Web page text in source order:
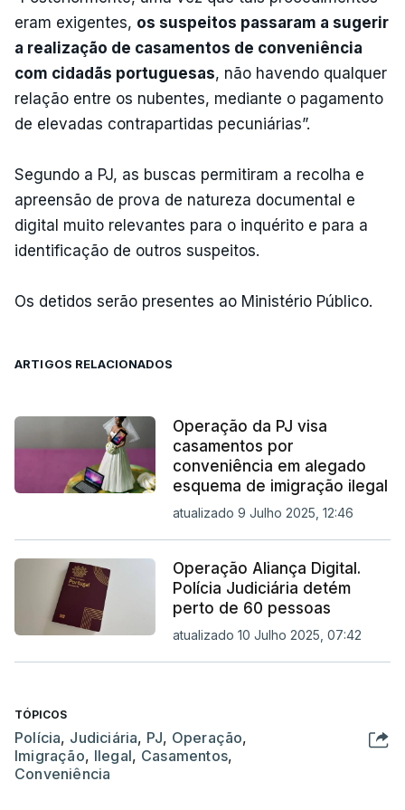
eram exigentes, os suspeitos passaram a sugerir
a realização de casamentos de conveniência
com cidadãs portuguesas, não havendo qualquer
relação entre os nubentes, mediante o pagamento
de elevadas contrapartidas pecuniárias”.
Segundo a PJ, as buscas permitiram a recolha e
apreensão de prova de natureza documental e
digital muito relevantes para o inquérito e para a
identificação de outros suspeitos.
Os detidos serão presentes ao Ministério Público.
ARTIGOS RELACIONADOS
Operação da PJ visa
casamentos por
conveniência em alegado
esquema de imigração ilegal
atualizado 9 Julho 2025, 12:46
Operação Aliança Digital.
Polícia Judiciária detém
perto de 60 pessoas
atualizado 10 Julho 2025, 07:42
TÓPICOS
Polícia, Judiciária, PJ, Operação,
Imigração, Ilegal, Casamentos,
Conveniência